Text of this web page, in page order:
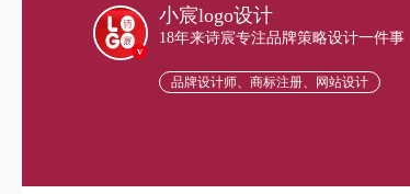
v
小宸logo设计
18年来诗宸专注品牌策略设计一件事
品牌设计师、商标注册、网站设计